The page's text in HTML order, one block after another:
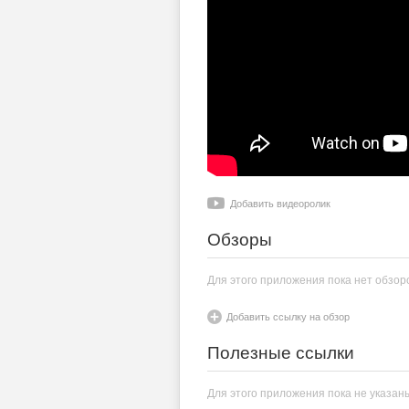
Добавить видеоролик
Обзоры
Для этого приложения пока нет
Добавить ссылку на обзор
Полезные ссылки
Для этого приложения пока не